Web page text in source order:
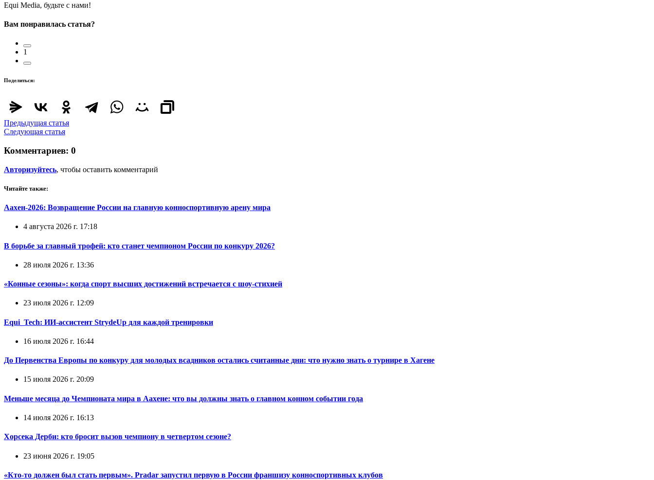
Equi Media, будьте с нами!
Вам понравилась статья?
1
Поделиться:
Предыдущая статья
Следующая статья
Комментариев: 0
Авторизуйтесь, чтобы оставить комментарий
Читайте также:
Аахен-2026: Возвращение России на главную конноспортивную арену мира
4 августа 2026 г. 17:18
В борьбе за главный трофей: кто станет чемпионом России по конкуру 2026?
28 июля 2026 г. 13:36
«Конные сезоны»: когда спорт высших достижений встречается с шоу-стихией
23 июля 2026 г. 12:09
Equi_Tech: ИИ-ассистент StrydeUp для каждой тренировки
16 июля 2026 г. 16:44
До Первенства Европы по конкуру для молодых всадников остались считанные дни: что нужно знать о турнире в Хагене
15 июля 2026 г. 20:09
Меньше месяца до Чемпионата мира в Аахене: что вы должны знать о главном конном событии года
14 июля 2026 г. 16:13
Хорсека Дерби: кто бросит вызов чемпиону в четвертом сезоне?
23 июня 2026 г. 19:05
«Кто-то должен был стать первым». Pradar запустил первую в России франшизу конноспортивных клубов